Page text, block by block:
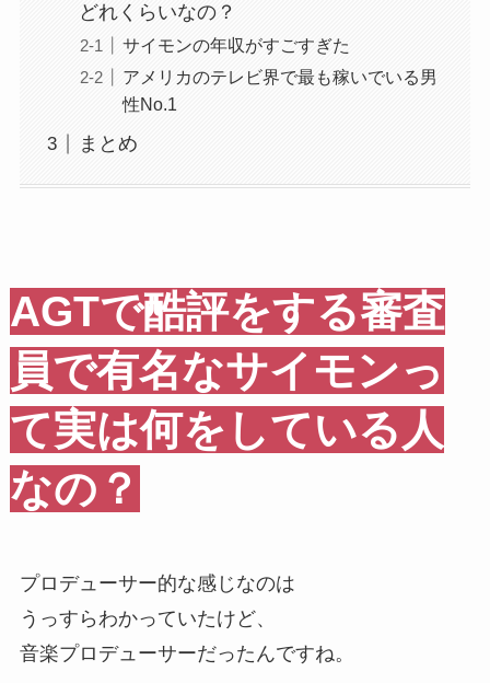
どれくらいなの？
サイモンの年収がすごすぎた
アメリカのテレビ界で最も稼いでいる男
性No.1
まとめ
AGTで酷評をする審査
員で有名なサイモンっ
て実は何をしている人
なの？
プロデューサー的な感じなのは
うっすらわかっていたけど、
音楽プロデューサーだったんですね。